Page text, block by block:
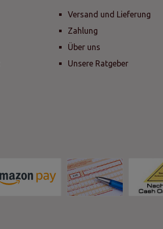
Versand und Lieferung
Zahlung
Über uns
Unsere Ratgeber